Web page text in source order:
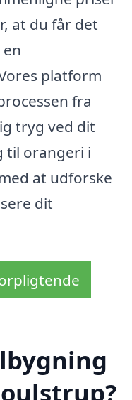
at du får det
platform
fra
tryg ved dit
til orangeri i
at udforske
dit